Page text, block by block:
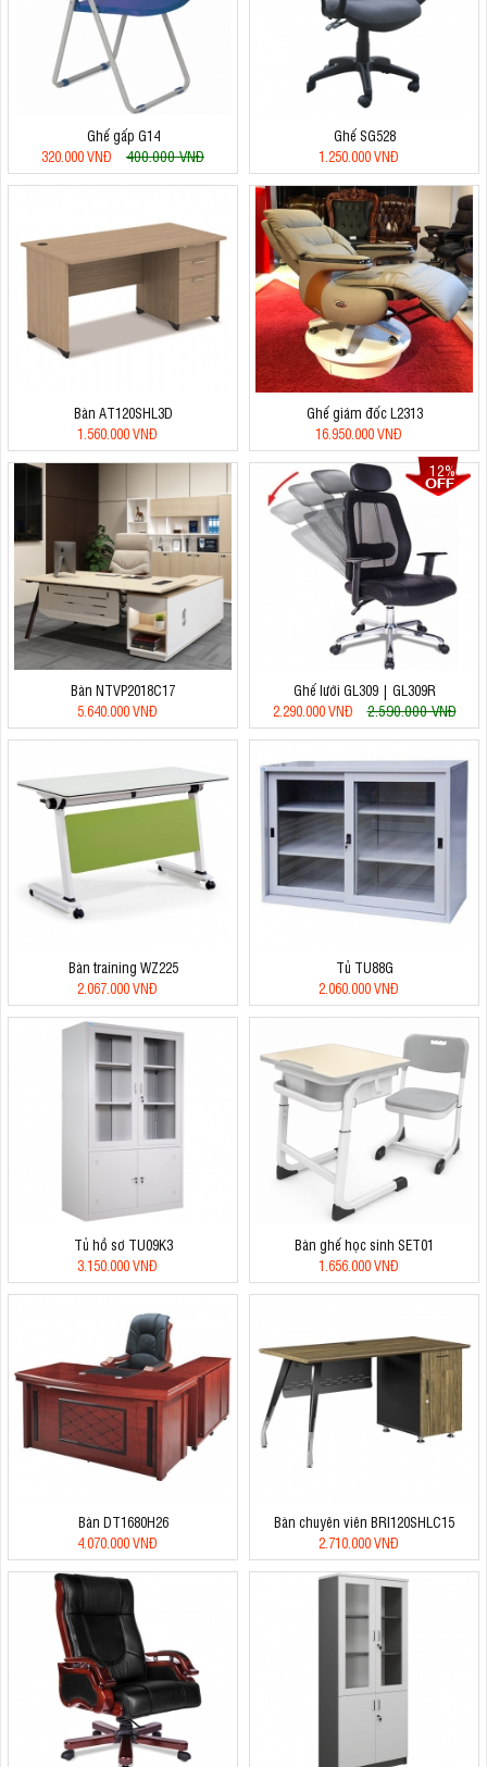
Ghế gấp G14
320.000 VNĐ
400.000 VNĐ
Ghế SG528
1.250.000 VNĐ
Bàn AT120SHL3D
1.560.000 VNĐ
Ghế giám đốc L2313
16.950.000 VNĐ
Bàn NTVP2018C17
5.640.000 VNĐ
12%
Ghế lưới GL309 | GL309R
2.290.000 VNĐ
2.590.000 VNĐ
Bàn training WZ225
2.067.000 VNĐ
Tủ TU88G
2.060.000 VNĐ
Tủ hồ sơ TU09K3
3.150.000 VNĐ
Bàn ghế học sinh SET01
1.656.000 VNĐ
Bàn DT1680H26
4.070.000 VNĐ
Bàn chuyên viên BRI120SHLC15
2.710.000 VNĐ